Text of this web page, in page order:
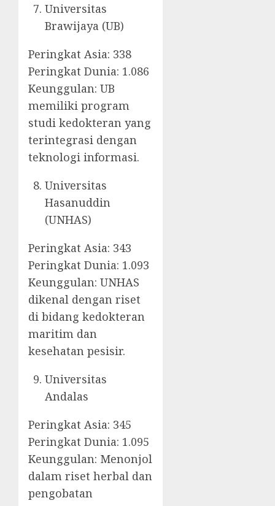
Universitas
Brawijaya (UB)
Peringkat Asia: 338
Peringkat Dunia: 1.086
Keunggulan: UB
memiliki program
studi kedokteran yang
terintegrasi dengan
teknologi informasi.
Universitas
Hasanuddin
(UNHAS)
Peringkat Asia: 343
Peringkat Dunia: 1.093
Keunggulan: UNHAS
dikenal dengan riset
di bidang kedokteran
maritim dan
kesehatan pesisir.
Universitas
Andalas
Peringkat Asia: 345
Peringkat Dunia: 1.095
Keunggulan: Menonjol
dalam riset herbal dan
pengobatan